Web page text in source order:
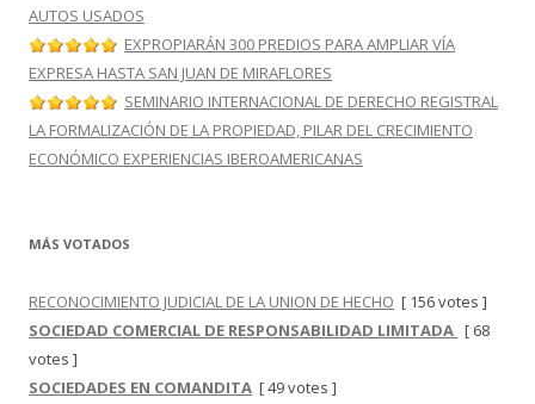
AUTOS USADOS
EXPROPIARÁN 300 PREDIOS PARA AMPLIAR VÍA
EXPRESA HASTA SAN JUAN DE MIRAFLORES
SEMINARIO INTERNACIONAL DE DERECHO REGISTRAL
LA FORMALIZACIÓN DE LA PROPIEDAD, PILAR DEL CRECIMIENTO
ECONÓMICO EXPERIENCIAS IBEROAMERICANAS
MÁS VOTADOS
RECONOCIMIENTO JUDICIAL DE LA UNION DE HECHO [ 156 votes ]
SOCIEDAD COMERCIAL DE RESPONSABILIDAD LIMITADA [ 68
votes ]
SOCIEDADES EN COMANDITA [ 49 votes ]